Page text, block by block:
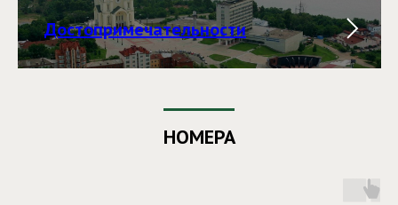
Достопримечательности
НОМЕРА